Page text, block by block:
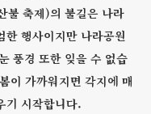
불 축제)의 불길은 나라
한 행사이지만 나라공원
풍경 또한 잊을 수 없습
이 가까워지면 각지에 매
기 시작합니다.